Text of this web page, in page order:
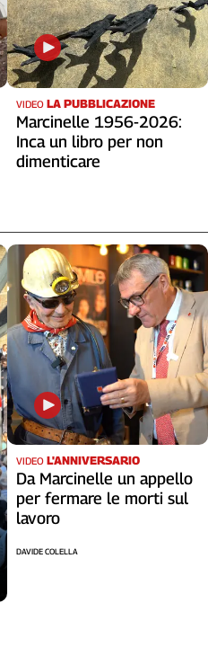
VIDEO LA PUBBLICAZIONE
Marcinelle 1956-2026:
Inca un libro per non
dimenticare
VIDEO L'ANNIVERSARIO
Da Marcinelle un appello
per fermare le morti sul
lavoro
DAVIDE COLELLA